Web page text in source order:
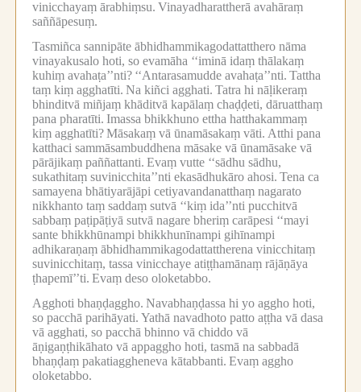
vinicchayaṃ ārabhiṃsu. Vinayadharattherā avahāraṃ
saññāpesuṃ.
Tasmiñca sannipāte ābhidhammikagodattatthero nāma
vinayakusalo hoti, so evamāha ‘‘iminā idaṃ thālakaṃ
kuhiṃ avahaṭa’’nti? ‘‘Antarasamudde avahaṭa’’nti. Tattha
taṃ kiṃ agghatīti. Na kiñci agghati. Tatra hi nāḷikeraṃ
bhinditvā miñjaṃ khāditvā kapālaṃ chaḍḍeti, dāruatthaṃ
pana pharatīti. Imassa bhikkhuno ettha hatthakammaṃ
kiṃ agghatīti?Māsakaṃ vā ūnamāsakaṃ vāti. Atthi pana
katthaci sammāsambuddhena māsake vā ūnamāsake vā
pārājikaṃ paññattanti. Evaṃ vutte ‘‘sādhu sādhu,
sukathitaṃ suvinicchita’’nti ekasādhukāro ahosi. Tena ca
samayena bhātiyarājāpi cetiyavandanatthaṃ nagarato
nikkhanto taṃ saddaṃ sutvā ‘‘kiṃ ida’’nti pucchitvā
sabbaṃ paṭipāṭiyā sutvā nagare bheriṃ carāpesi ‘‘mayi
sante bhikkhūnampi bhikkhunīnampi gihīnampi
adhikaraṇaṃ ābhidhammikagodattattherena vinicchitaṃ
suvinicchitaṃ, tassa vinicchaye atiṭṭhamānaṃ rājāṇāya
ṭhapemī’’ti. Evaṃ deso oloketabbo.
Agghoti bhaṇḍaggho. Navabhaṇḍassa hi yo aggho hoti,
so pacchā parihāyati. Yathā navadhoto patto aṭṭha vā dasa
vā agghati, so pacchā bhinno vā chiddo vā
āṇigaṇṭhikāhato vā appaggho hoti, tasmā na sabbadā
bhaṇḍaṃ pakatiaggheneva kātabbanti. Evaṃ aggho
oloketabbo.